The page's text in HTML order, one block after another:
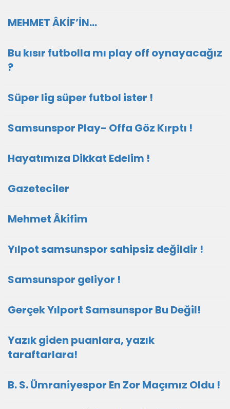
MEHMET ÂKİF’İN…
Bu kısır futbolla mı play off oynayacağız
?
Süper lig süper futbol ister !
Samsunspor Play- Offa Göz Kırptı !
Hayatımıza Dikkat Edelim !
Gazeteciler
Mehmet Âkifim
Yılpot samsunspor sahipsiz değildir !
Samsunspor geliyor !
Gerçek Yılport Samsunspor Bu Değil!
Yazık giden puanlara, yazık
taraftarlara!
B. S. Ümraniyespor En Zor Maçımız Oldu !